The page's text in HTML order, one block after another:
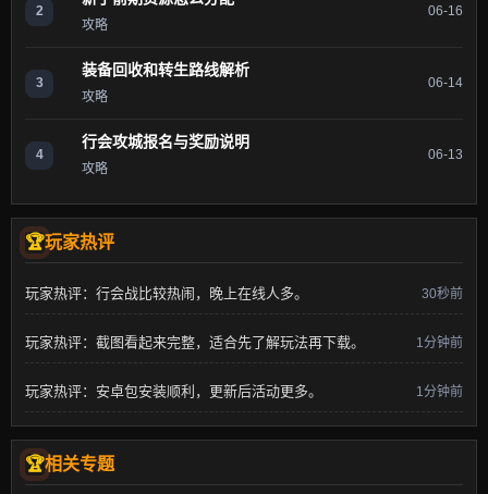
2
攻略
06-16
3
装备回收和转生路线解析
攻略
06-14
4
行会攻城报名与奖励说明
攻略
06-13
玩家热评
玩家热评：行会战比较热闹，晚上在线人多。 30秒前
玩家热评：截图看起来完整，适合先了解玩法再下载。 1分钟前
玩家热评：安卓包安装顺利，更新后活动更多。 1分钟前
相关专题